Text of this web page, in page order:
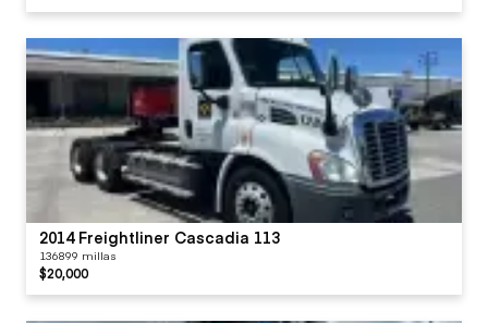
2014 Freightliner Cascadia 113
136899 millas
$20,000